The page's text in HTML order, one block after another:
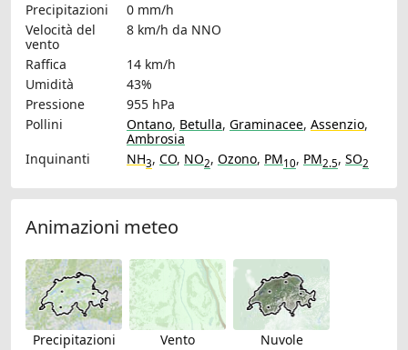
Precipitazioni
0 mm/h
Velocità del
vento
8 km/h da NNO
Raffica
14 km/h
Umidità
43%
Pressione
955 hPa
Pollini
Ontano, Betulla, Graminacee, Assenzio,
Ambrosia
Inquinanti
NH3, CO, NO2, Ozono, PM10, PM2.5, SO2
Animazioni meteo
Precipitazioni Vento Nuvole